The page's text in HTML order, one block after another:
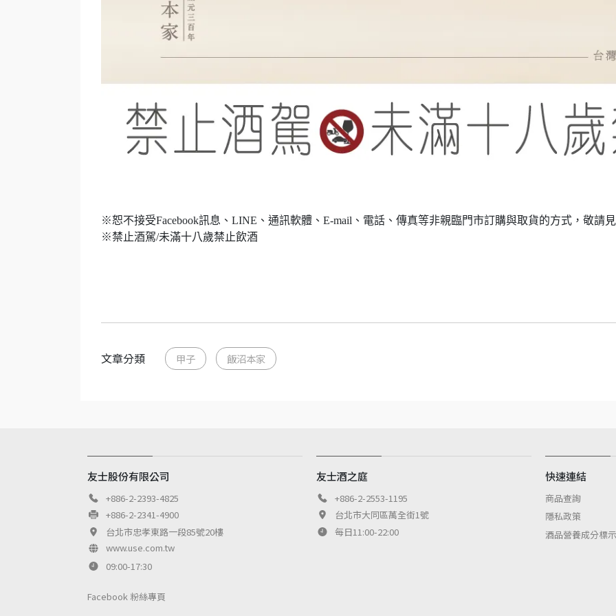
※恕不接受Facebook訊息、LINE、通訊軟體、E-mail、電話、傳真等非親臨門市訂購與取貨的方式，敬請
※禁止酒駕/未滿十八歲禁止飲酒
文章分類 甲子 飯沼本家
友士股份有限公司
+886-2-2393-4825
+886-2-2341-4900
台北市忠孝東路一段85號20樓
www.use.com.tw
09:00-17:30
友士酒之庭
+886-2-2553-1195
台北市大同區萬全街1號
每日11:00-22:00
快速連結
商品查詢
隱私政策
酒品營養成分標
Facebook 粉絲專頁